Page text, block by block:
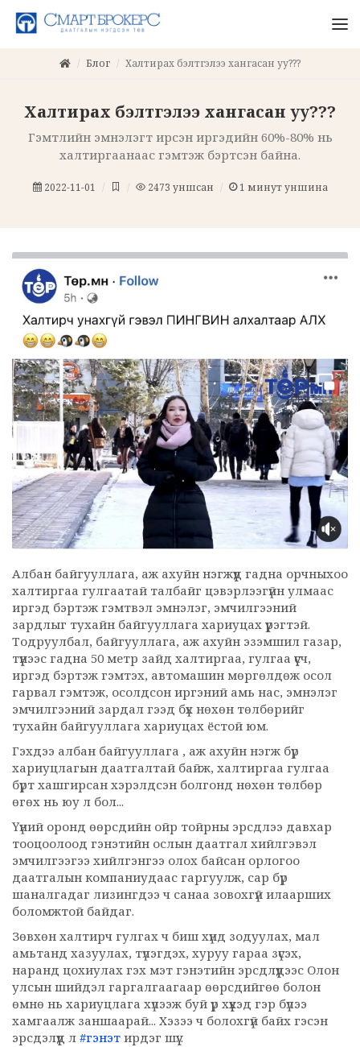
Блог Халтирах бэлтгэлээ хангасан уу???
Халтирах бэлтгэлээ хангасан уу???
Гэмтлийн эмнэлэгт ирсэн иргэдийн 60%-80% нь
халтиргаанаас гэмтэж бэртсэн байна.
2022-11-01 2473 уншсан 1 минут уншина
Албан байгууллага, аж ахуйн нэгжүүд гадна орчныхоо
халтиргаа гулгаатай талбайг цэвэрлээгүйн улмаас
иргэд бэртэж гэмтвэл эмнэлэг, эмчилгээний
зардлыг тухайн байгууллага хариуцах үүрэгтэй.
Тодруулбал, байгууллага, аж ахуйн эзэмшил газар,
түүнээс гадна 50 метр зайд халтиргаа, гулгаа үүсч,
иргэд бэртэж гэмтэх, автомашин мөргөлдөж осол
гарвал гэмтэж, осолдсон иргэний амь нас, эмнэлэг
эмчилгээний зардал гээд бүх нөхөн төлбөрийг
тухайн байгууллага хариуцах ёстой юм.
Гэхдээ албан байгууллага , аж ахуйн нэгж бүр
хариуцлагын даатгалтай байж, халтиргаа гулгаа
бүрт хашгирсан хэрэлдсэн болгонд нөхөн төлбөр
өгөх нь юу л бол...
Үүний оронд өөрсдийн ойр тойрны эрсдлээ давхар
тооцоолоод гэнэтийн ослын даатгал хийлгэвэл
эмчилгээгээ хийлгэнгээ олох байсан орлогоо
даатгалын компаниудаас гаргуулж, сар бүр
шаналгадаг лизингдээ ч санаа зовохгүй илаарших
боломжтой байдаг.
Зөвхөн халтирч гулгах ч биш хүнд зодуулах, мал
амьтанд хазуулах, түлэгдэх, хуруу гараа зүсэх,
наранд цохиулах гэх мэт гэнэтийн эрсдлүүдээс Олон
улсын шийдэл гаргалгаагаар өөрсдийгөө болон
өмнө нь хариуцлага хүлээж буй үр хүүхэд гэр бүлээ
хамгаалж заншаарай... Хэзээ ч болохгүй байх гэсэн
эрсдэлүүд л #гэнэт ирдэг шүү...